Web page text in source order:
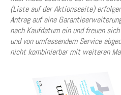
(Liste auf der Aktionsseite)
Antrag auf eine
nach Kaufdatum ein und freuen
und von umfassendem Service
nicht kombinierbar mit weiteren